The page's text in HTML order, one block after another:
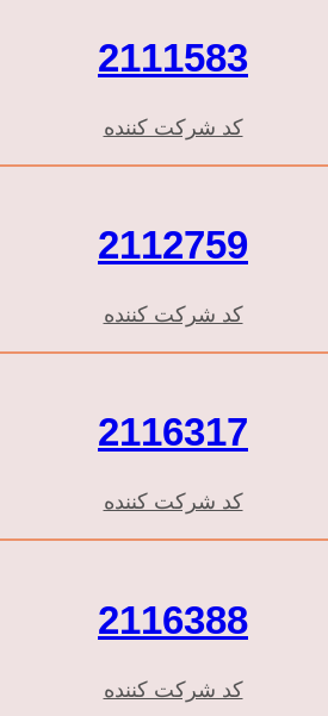
2111583
کد شرکت کننده
2112759
کد شرکت کننده
2116317
کد شرکت کننده
2116388
کد شرکت کننده